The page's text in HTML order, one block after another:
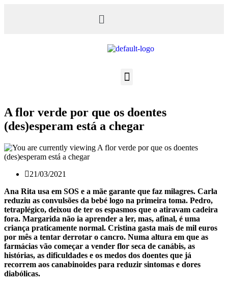
A flor verde por que os doentes
(des)esperam está a chegar
21/03/2021
Ana Rita usa em SOS e a mãe garante que faz milagres. Carla
reduziu as convulsões da bebé logo na primeira toma. Pedro,
tetraplégico, deixou de ter os espasmos que o atiravam cadeira
fora. Margarida não ia aprender a ler, mas, afinal, é uma
criança praticamente normal. Cristina gasta mais de mil euros
por mês a tentar derrotar o cancro. Numa altura em que as
farmácias vão começar a vender flor seca de canábis, as
histórias, as dificuldades e os medos dos doentes que já
recorrem aos canabinoides para reduzir sintomas e dores
diabólicas.